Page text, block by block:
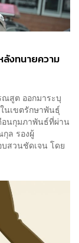
ลังทนายความ
สูต ออกมาระบุ
นเขตรักษาพันธุ์
อนกุมภาพันธ์ที่ผ่าน
ล รองผู้
สวนชัดเจน โดย